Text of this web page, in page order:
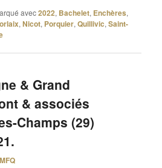
avec2022, Bachelet, Enchères,
,Nicot, Porquier,Quillivic,Saint-
& Grand
& associés
Champs (29)